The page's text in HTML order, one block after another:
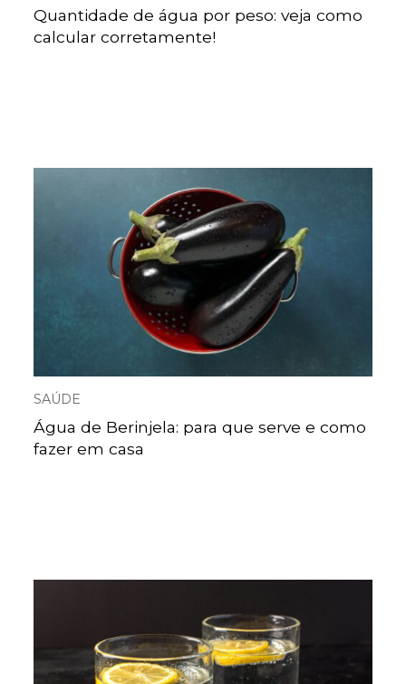
Quantidade de água por peso: veja como
calcular corretamente!
SAÚDE
Água de Berinjela: para que serve e como
fazer em casa